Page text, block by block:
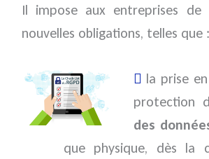
Il impose aux entreprises
nouvelles obligations, telles que :
la prise
protection
des
que physique, dès la